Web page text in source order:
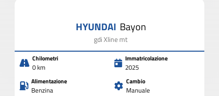
HYUNDAI Bayon
gdi Xline mt
Chilometri
0 km
Immatricolazione
2025
Alimentazione
Benzina
Cambio
Manuale